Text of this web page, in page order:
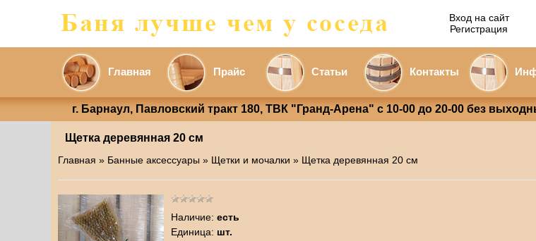
Вход на сайт
Регистрация
Главная Прайс Статьи Контакты
г. Барнаул, Павловский тракт 180, ТВК "Гранд-Арена" с 10-00 до 20-00 без
Щетка деревянная 20 см
Главная » Банные аксессуары » Щетки и мочалки » Щетка деревянная 20 см
Наличие: есть
Единица: шт.